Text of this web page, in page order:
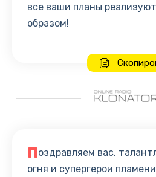
все ваши планы
образом!
Поздравляем вас,
огня и супергерои